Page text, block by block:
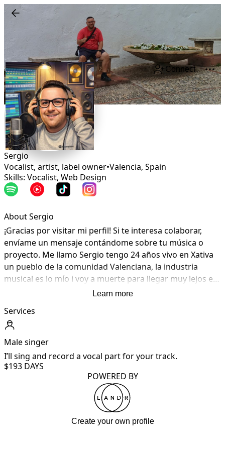
Connect
Sergio
Vocalist, artist, label owner•Valencia, Spain
Skills: Vocalist, Web Design
About Sergio
¡Gracias por visitar mi perfil! Si te interesa colaborar,
envíame un mensaje contándome sobre tu música o
proyecto. Me llamo Sergio tengo 24 años vivo en Xativa
un pueblo de la comunidad Valenciana, la industria
musical es lo mío i voy a muerte para llegar muy lejos en
mi proyecto como artista profesional i llegar lo más lejos
Learn more
Services
Male singer
I’ll sing and record a vocal part for your track.
$193 DAYS
POWERED BY
Create your own profile